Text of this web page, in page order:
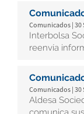
Comunicados | 30
Interbolsa
reenvía
Comunicados | 30
Aldesa